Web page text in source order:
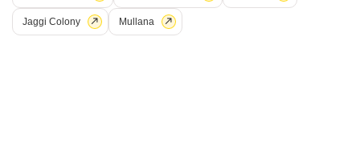
सेक्टर 9, अम्बाला
Jaggi Colony Mullana